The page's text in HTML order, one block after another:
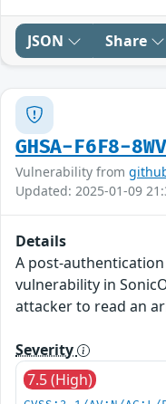
JSON Share
GHSA-F6F8-
Vulnerability from
Updated: 2025-01-09
Details
A post-
vulnerability in
attacker to read an
Severity
7.5 (High)